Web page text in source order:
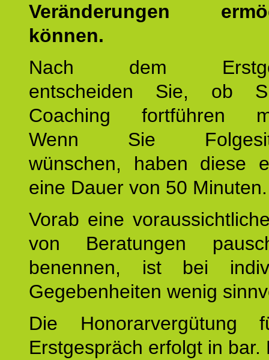
Veränderungen
können.
Nach dem
entscheiden Sie, ob
Coaching fortführen
Wenn Sie
wünschen, haben diese
eine Dauer von 50 Minuten.
Vorab eine
von Beratungen
benennen, ist bei
Gegebenheiten wenig
Die Honorarvergütung
Erstgespräch erfolgt in bar.